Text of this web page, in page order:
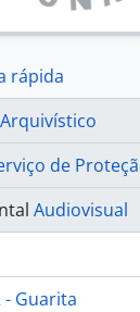
rápida
Arquivístico
de
Audiovisual
- Guarita